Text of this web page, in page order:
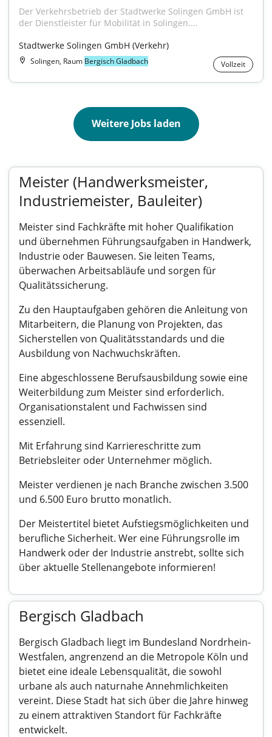
Der Verkehrsbetrieb der Stadtwerke Solingen GmbH ist
der Dienstleister für Mobilität in Solingen....
Stadtwerke Solingen GmbH (Verkehr)
Solingen, Raum Bergisch Gladbach Vollzeit
Weitere Jobs laden
Meister (Handwerksmeister,
Industriemeister, Bauleiter)
Meister sind Fachkräfte mit hoher Qualifikation
und übernehmen Führungsaufgaben in Handwerk,
Industrie oder Bauwesen. Sie leiten Teams,
überwachen Arbeitsabläufe und sorgen für
Qualitätssicherung.
Zu den Hauptaufgaben gehören die Anleitung von
Mitarbeitern, die Planung von Projekten, das
Sicherstellen von Qualitätsstandards und die
Ausbildung von Nachwuchskräften.
Eine abgeschlossene Berufsausbildung sowie eine
Weiterbildung zum Meister sind erforderlich.
Organisationstalent und Fachwissen sind
essenziell.
Mit Erfahrung sind Karriereschritte zum
Betriebsleiter oder Unternehmer möglich.
Meister verdienen je nach Branche zwischen 3.500
und 6.500 Euro brutto monatlich.
Der Meistertitel bietet Aufstiegsmöglichkeiten und
berufliche Sicherheit. Wer eine Führungsrolle im
Handwerk oder der Industrie anstrebt, sollte sich
über aktuelle Stellenangebote informieren!
Bergisch Gladbach
Bergisch Gladbach liegt im Bundesland Nordrhein-
Westfalen, angrenzend an die Metropole Köln und
bietet eine ideale Lebensqualität, die sowohl
urbane als auch naturnahe Annehmlichkeiten
vereint. Diese Stadt hat sich über die Jahre hinweg
zu einem attraktiven Standort für Fachkräfte
entwickelt.